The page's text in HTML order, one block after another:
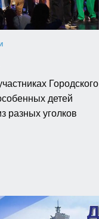
Городского
детей
разных уголков